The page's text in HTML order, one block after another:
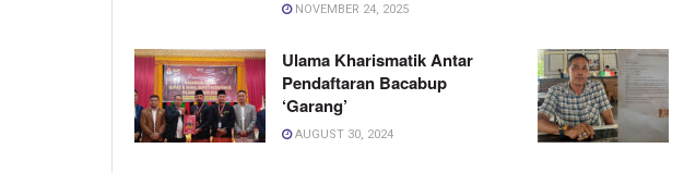
NOVEMBER 24, 2025
Ulama Kharismatik Antar
Pendaftaran Bacabup
‘Garang’
AUGUST 30, 2024